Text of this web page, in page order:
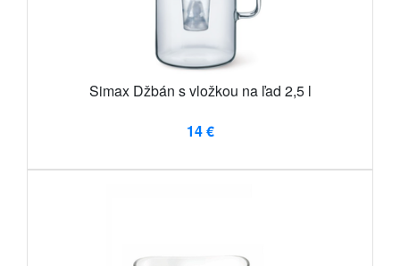
Simax Džbán s vložkou na ľad 2,5 l
14 €